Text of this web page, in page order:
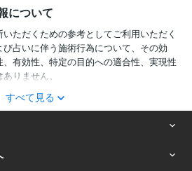
について
ただくための参考としてご利用いただく
占いに伴う施術行為について、その効
有効性、特定の目的への適合性、実現性
りません。
用するかは、お客様ご自身の自己責任に
す。
まえておこなったお客様の行動により生
および情報の提供者は一切責任を負いか
すべて見る